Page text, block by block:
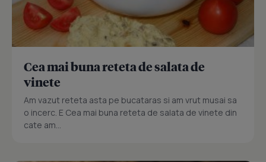
Cea mai buna reteta de salata de
vinete
Am vazut reteta asta pe bucataras si am vrut musai sa
o incerc. E Cea mai buna reteta de salata de vinete din
cate am...